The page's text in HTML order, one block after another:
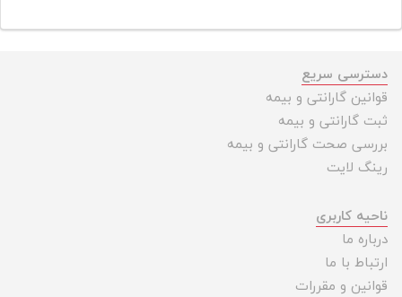
دسترسی سریع
قوانین گارانتی و بیمه
ثبت گارانتی و بیمه
بررسی صحت گارانتی و بیمه
رینگ لایت
ناحیه کاربری
درباره ما
ارتباط با ما
قوانین و مقررات